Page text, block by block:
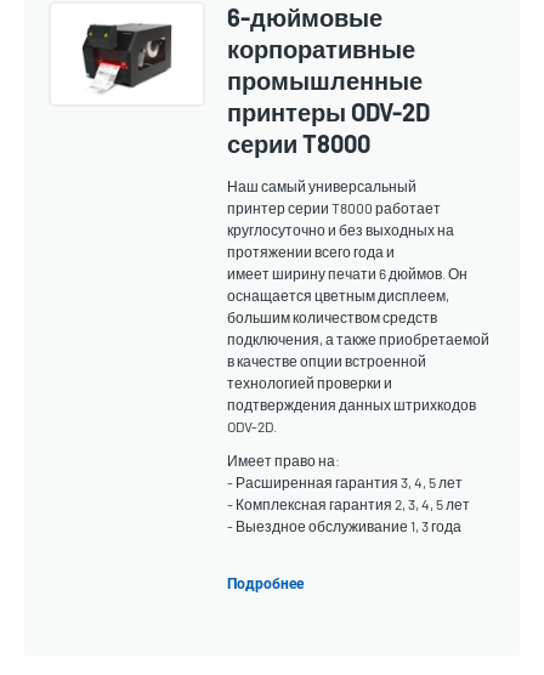
6-дюймовые
корпоративные
промышленные
принтеры ODV-2D
серии T8000
Наш самый универсальный
принтер серии T8000 работает
круглосуточно и без выходных на
протяжении всего года и
имеет ширину печати 6 дюймов. Он
оснащается цветным дисплеем,
большим количеством средств
подключения, а также приобретаемой
в качестве опции встроенной
технологией проверки и
подтверждения данных штрихкодов
ODV-2D.
Имеет право на:
- Расширенная гарантия 3, 4, 5 лет
- Комплексная гарантия 2, 3, 4, 5 лет
- Выездное обслуживание 1, 3 года
Подробнее